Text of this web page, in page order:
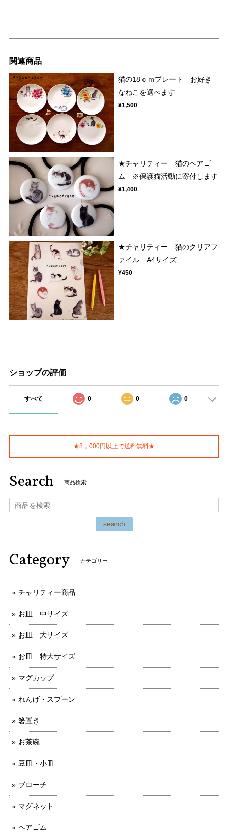
関連商品
猫の18ｃｍプレート お好き
なねこを選べます
¥1,500
★チャリティー 猫のヘアゴ
ム ※保護猫活動に寄付します
¥1,400
★チャリティー 猫のクリアフ
ァイル A4サイズ
¥450
ショップの評価
すべて 0 0 0
★8，000円以上で送料無料★
Search 商品検索
search
Category カテゴリー
チャリティー商品
お皿 中サイズ
お皿 大サイズ
お皿 特大サイズ
マグカップ
れんげ・スプーン
箸置き
お茶碗
豆皿・小皿
ブローチ
マグネット
ヘアゴム